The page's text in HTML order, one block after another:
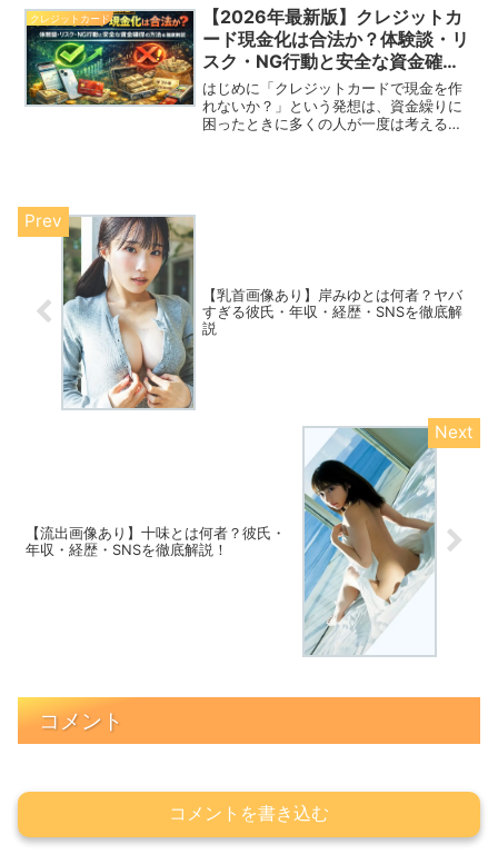
がある地域を副業不動産のプロ目線で解
説します。これから不...
クレジットカード
【2026年最新版】クレジットカ
ード現金化は合法か？体験談・リ
スク・NG行動と安全な資金確保
の方法を徹底解説
はじめに「クレジットカードで現金を作
れないか？」という発想は、資金繰りに
困ったときに多くの人が一度は考えるテ
【乳首画像あり】岸みゆとは何者？ヤバ
すぎる彼氏・年収・経歴・SNSを徹底解
説
【流出画像あり】十味とは何者？彼氏・
年収・経歴・SNSを徹底解説！
コメント
コメントを書き込む